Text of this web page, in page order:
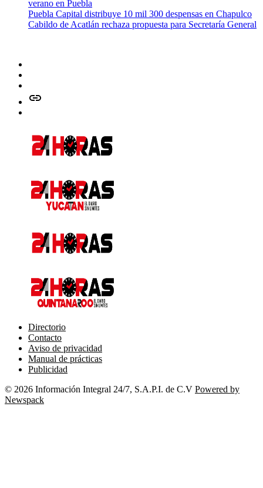
verano en Puebla
Puebla Capital distribuye 10 mil 300 despensas en Chapulco
Cabildo de Acatlán rechaza propuesta para Secretaría General
issuu
Directorio
Contacto
Aviso de privacidad
Manual de prácticas
Publicidad
© 2026 Información Integral 24/7, S.A.P.I. de C.V Powered by
Newspack